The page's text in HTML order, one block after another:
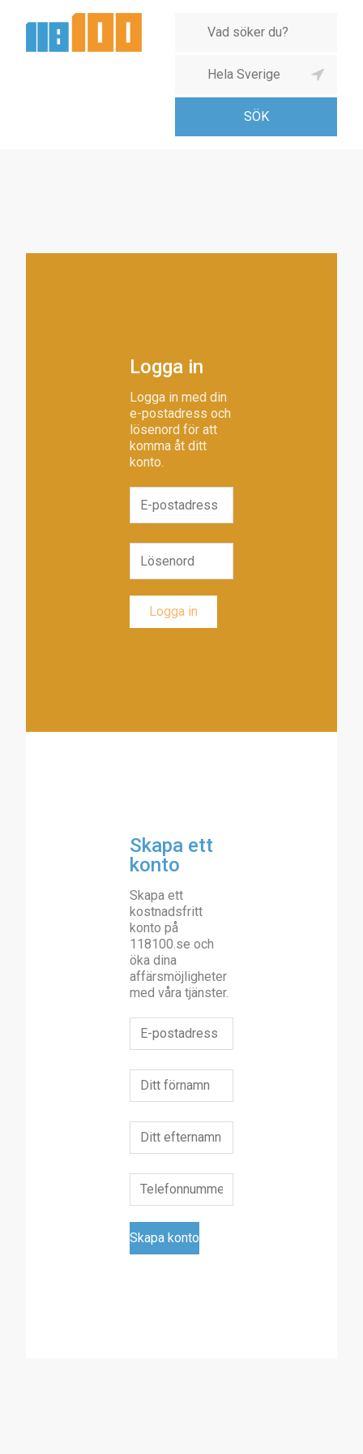
Logga in
Logga in med din
e-postadress och
lösenord för att
komma åt ditt
konto.
Skapa ett
konto
Skapa ett
kostnadsfritt
konto på
118100.se och
öka dina
affärsmöjligheter
med våra tjänster.